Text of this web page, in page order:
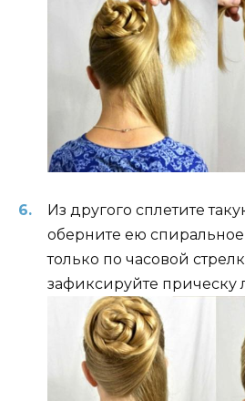
Из другого сплетите
оберните ею
только по часовой
зафиксируйте прическу